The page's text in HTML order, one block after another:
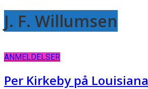
J. F. Willumsen
ANMELDELSER
Per Kirkeby på Louisiana